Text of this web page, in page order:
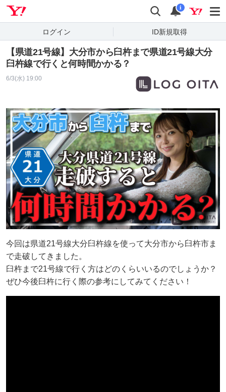
検索 通知
i
ログイン ID新規取得
【県道21号線】大分市から臼杵まで県道21号線大分
臼杵線で行くと何時間かかる？
6/3(水) 19:00
今回は県道21号線大分臼杵線を使って大分市から臼杵市ま
で走破してきました。
臼杵まで21号線で行く方はどのくらいいるのでしょうか？
ぜひ今後臼杵に行く際の参考にしてみてください！